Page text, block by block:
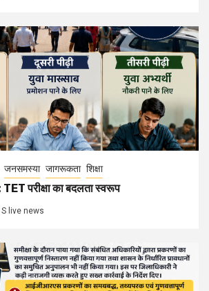
जनसमस्या जागरूकता शिक्षा
TET परीक्षा का बदलता स्वरूप
S live news